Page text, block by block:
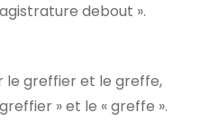
debout ».
le greffier et le greffe,
» et le « greffe ».